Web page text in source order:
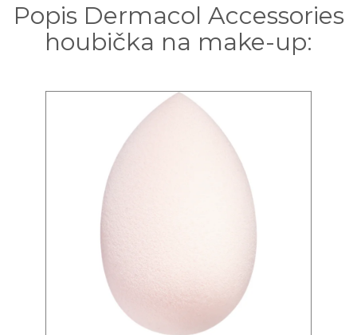
Popis Dermacol Accessories
houbička na make-up: